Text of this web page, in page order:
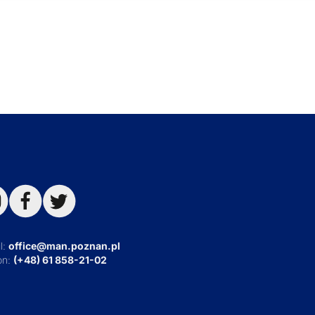
office@man.poznan.pl
(+48) 61 858-21-02